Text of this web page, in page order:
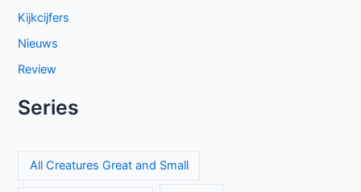
Kijkcijfers
Nieuws
Review
Series
All Creatures Great and Small